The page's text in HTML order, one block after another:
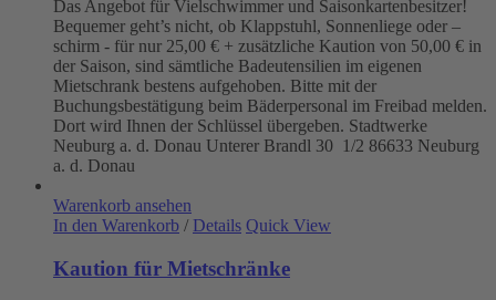
Das Angebot für Vielschwimmer und Saisonkartenbesitzer!
Bequemer geht’s nicht, ob Klappstuhl, Sonnenliege oder –
schirm - für nur 25,00 € + zusätzliche Kaution von 50,00 € in
der Saison, sind sämtliche Badeutensilien im eigenen
Mietschrank bestens aufgehoben. Bitte mit der
Buchungsbestätigung beim Bäderpersonal im Freibad melden.
Dort wird Ihnen der Schlüssel übergeben. Stadtwerke
Neuburg a. d. Donau Unterer Brandl 30 1/2 86633 Neuburg
a. d. Donau
Warenkorb ansehen
In den Warenkorb / Details Quick View
Kaution für Mietschränke